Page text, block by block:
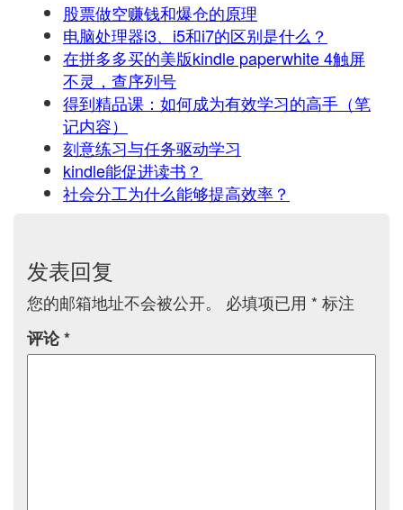
股票做空赚钱和爆仓的原理
电脑处理器i3、i5和i7的区别是什么？
在拼多多买的美版kindle paperwhite 4触屏
不灵，查序列号
得到精品课：如何成为有效学习的高手（笔
记内容）
刻意练习与任务驱动学习
kindle能促进读书？
社会分工为什么能够提高效率？
发表回复
您的邮箱地址不会被公开。 必填项已用 * 标注
评论*